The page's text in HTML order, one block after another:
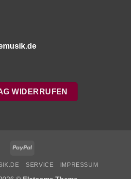
WIDERRUFEN
PayPal
SERVICE IMPRESSUM